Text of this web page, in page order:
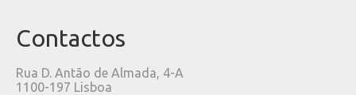
Contactos
Rua D. Antão de Almada, 4-A
1100-197 Lisboa